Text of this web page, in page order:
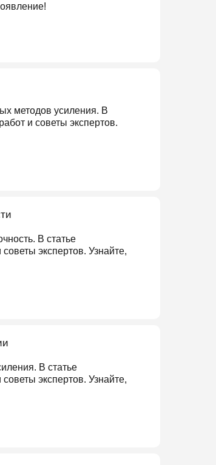
методов усиления. В
и советы экспертов.
В статье
экспертов. Узнайте,
В статье
экспертов. Узнайте,